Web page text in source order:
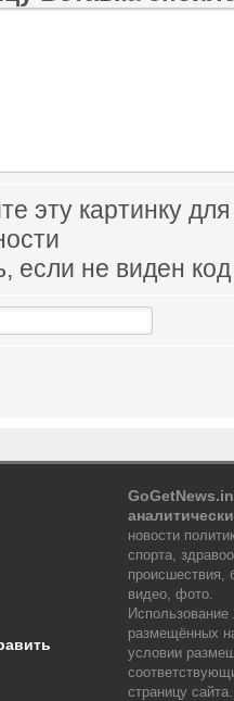
если не виден код
новости
спорта,
происшествия,
видео, фото.
размещённых
условии
страницу сайта.